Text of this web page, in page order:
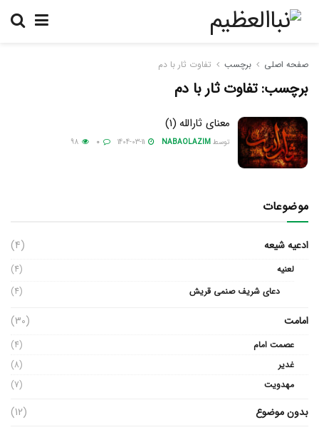
صفحه اصلی برچسب تفاوت ثار با دم
برچسب:تفاوت ثار با دم
معنای ثارالله (1)
توسط NABAOLAZIM
موضوعات
ادعیه شیعه (4)
لعنیه
(4)
دعای شریف صنمی قریش
(4)
امامت (30)
عصمت امام
(4)
غدیر
(8)
مهدویت
(7)
بدون موضوع
(12)